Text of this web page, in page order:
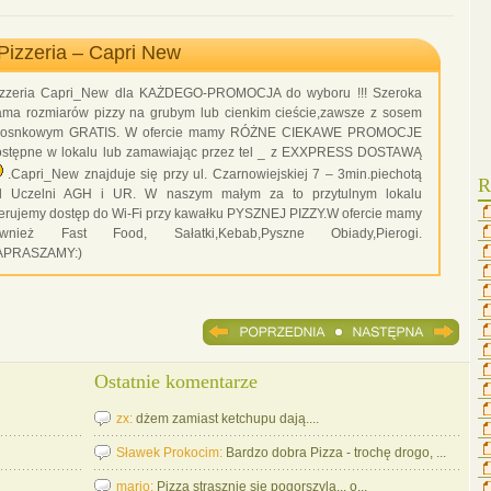
– Capri New
Capri_New dla KAŻDEGO-PROMOCJA do wyboru !!! Szeroka
rozmiarów pizzy na grubym lub cienkim cieście,zawsze z sosem
GRATIS. W ofercie mamy RÓŻNE CIEKAWE PROMOCJE
w lokalu lub zamawiając przez tel _ z EXXPRESS DOSTAWĄ
.Capri_New znajduje się przy ul. Czarnowiejskiej 7 – 3min.piechotą
Uczelni AGH i UR. W naszym małym za to przytulnym lokalu
dostęp do Wi-Fi przy kawałku PYSZNEJ PIZZY.W ofercie mamy
Fast Food, Sałatki,Kebab,Pyszne Obiady,Pierogi.
Ostatnie komentarze
zx: dżem zamiast ketchupu dają....
Sławek Prokocim: Bardzo dobra Pizza - trochę drogo, ...
mario: Pizza strasznie sie pogorszyla... o...